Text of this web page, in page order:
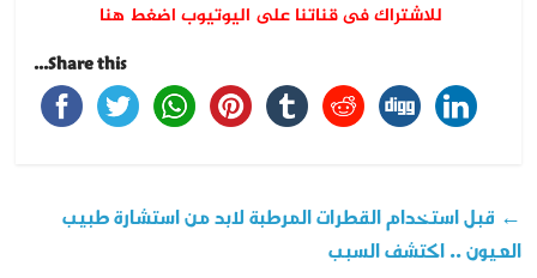
للاشتراك فى قناتنا على اليوتيوب اضغط هنا
Share this...
← قبل استخدام القطرات المرطبة لابد من استشارة طبيب
العيون .. اكتشف السبب